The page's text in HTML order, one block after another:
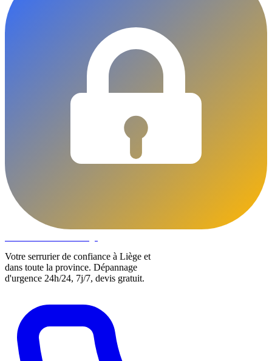
Votre serrurier de confiance à Liège et
dans toute la province. Dépannage
d'urgence 24h/24, 7j/7, devis gratuit.